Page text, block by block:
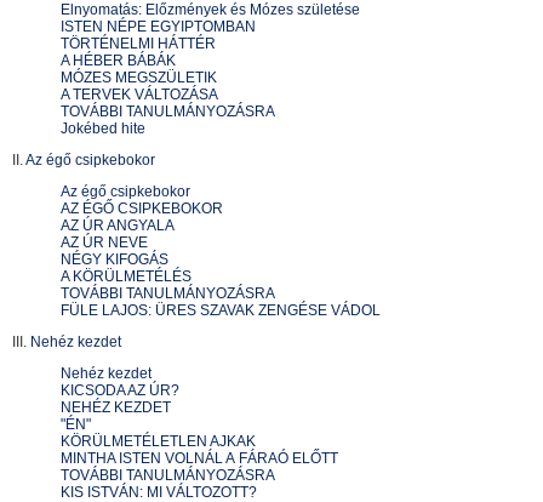
Elnyomatás: Előzmények és Mózes születése
ISTEN NÉPE EGYIPTOMBAN
TÖRTÉNELMI HÁTTÉR
A HÉBER BÁBÁK
MÓZES MEGSZÜLETIK
A TERVEK VÁLTOZÁSA
TOVÁBBI TANULMÁNYOZÁSRA
Jokébed hite
II.Az égő csipkebokor
Az égő csipkebokor
AZ ÉGŐ CSIPKEBOKOR
AZ ÚR ANGYALA
AZ ÚR NEVE
NÉGY KIFOGÁS
A KÖRÜLMETÉLÉS
TOVÁBBI TANULMÁNYOZÁSRA
FÜLE LAJOS: ÜRES SZAVAK ZENGÉSE VÁDOL
III. Nehéz kezdet
Nehéz kezdet
KICSODA AZ ÚR?
NEHÉZ KEZDET
"ÉN"
KÖRÜLMETÉLETLEN AJKAK
MINTHA ISTEN VOLNÁL A FÁRAÓ ELŐTT
TOVÁBBI TANULMÁNYOZÁSRA
KIS ISTVÁN: MI VÁLTOZOTT?